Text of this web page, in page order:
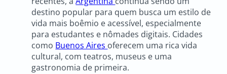
destino popular para quem busca um estilo de
vida mais boêmio e acessível, especialmente
para estudantes e nômades digitais. Cidades
como Buenos Aires oferecem uma rica vida
cultural, com teatros, museus e uma
gastronomia de primeira.